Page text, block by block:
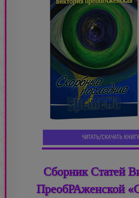
ЧИТАТЬ/СКАЧАТЬ КНИГУ
Сборник Статей
ПреобРАженской